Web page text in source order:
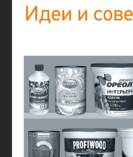
Идеи и